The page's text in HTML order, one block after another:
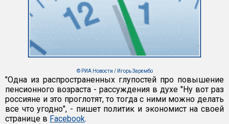
© РИА Новости / Игорь Зарембо
"Одна из распространенных глупостей про повышение
пенсионного возраста - рассуждения в духе "Ну вот раз
россияне и это проглотят, то тогда с ними можно делать
все что угодно", - пишет политик и экономист на своей
странице в Facebook.